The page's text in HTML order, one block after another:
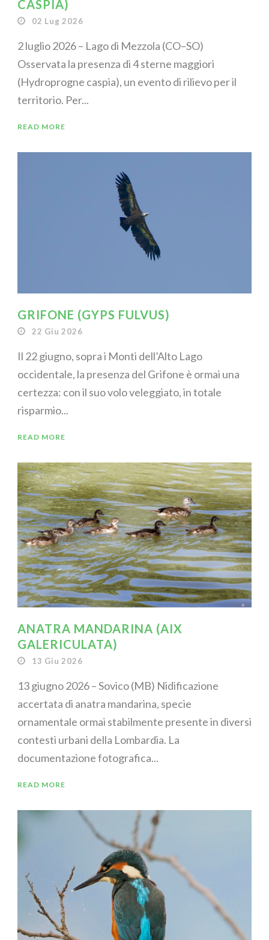
CASPIA)
02 Lug 2026
2 luglio 2026 – Lago di Mezzola (CO–SO)
Osservata la presenza di 4 sterne maggiori
(Hydroprogne caspia), un evento di rilievo per il
territorio. Per...
READ MORE
GRIFONE (GYPS FULVUS)
22 Giu 2026
Il 22 giugno, sopra i Monti dell’Alto Lago
occidentale, la presenza del Grifone è ormai una
certezza: con il suo volo veleggiato, in totale
risparmio...
READ MORE
ANATRA MANDARINA (AIX
GALERICULATA)
13 Giu 2026
13 giugno 2026 – Sovico (MB) Nidificazione
accertata di anatra mandarina, specie
ornamentale ormai stabilmente presente in diversi
contesti urbani della Lombardia. La
documentazione fotografica...
READ MORE